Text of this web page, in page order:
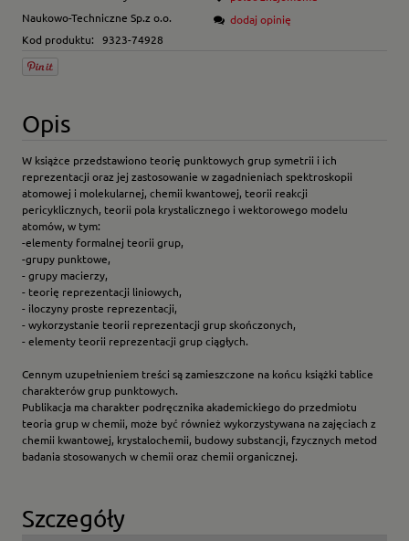
Naukowo-Techniczne Sp.z o.o.
Kod produktu:
9323-74928
dodaj opinię
Opis
W książce przedstawiono teorię punktowych grup symetrii i ich
reprezentacji oraz jej zastosowanie w zagadnieniach spektroskopii
atomowej i molekularnej, chemii kwantowej, teorii reakcji
pericyklicznych, teorii pola krystalicznego i wektorowego modelu
atomów, w tym:
-elementy formalnej teorii grup,
-grupy punktowe,
- grupy macierzy,
- teorię reprezentacji liniowych,
- iloczyny proste reprezentacji,
- wykorzystanie teorii reprezentacji grup skończonych,
- elementy teorii reprezentacji grup ciągłych.
Cennym uzupełnieniem treści są zamieszczone na końcu książki tablice
charakterów grup punktowych.
Publikacja ma charakter podręcznika akademickiego do przedmiotu
teoria grup w chemii, może być również wykorzystywana na zajęciach z
chemii kwantowej, krystalochemii, budowy substancji, fzycznych metod
badania stosowanych w chemii oraz chemii organicznej.
Szczegóły